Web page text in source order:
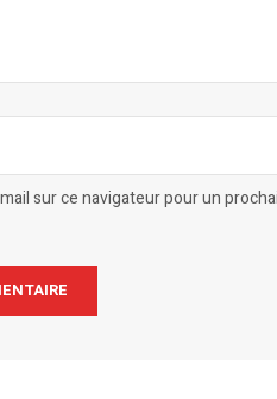
sur ce navigateur pour un